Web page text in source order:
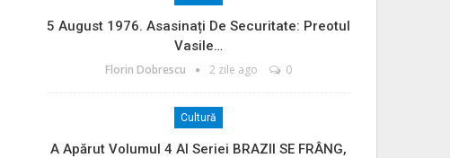
5 August 1976. Asasinați De Securitate: Preotul
Vasile…
Florin Dobrescu 2 zile ago 0
Cultură
A Apărut Volumul 4 Al Seriei BRAZII SE FRÂNG,